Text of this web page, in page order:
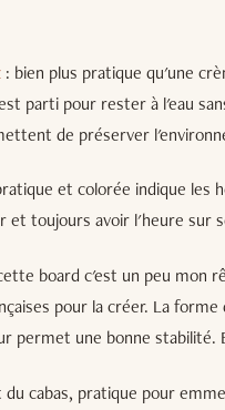
: bien plus pratique qu'une
parti pour rester à l'eau
de préserver
et colorée indique les
toujours avoir l'heure sur
board c'est un peu mon
pour la créer. La
permet une bonne stabilité.
cabas, pratique pour